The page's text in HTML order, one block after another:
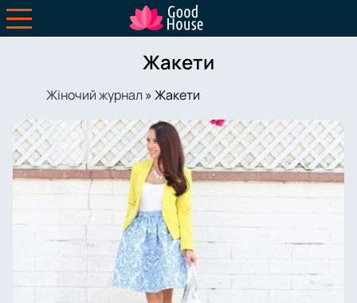
Жакети
Жіночий журнал » Жакети